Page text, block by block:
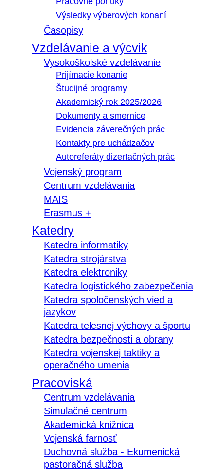
Výsledky výberových konaní
Časopisy
Vzdelávanie a výcvik
Vysokoškolské vzdelávanie
Prijímacie konanie
Študijné programy
Akademický rok 2025/2026
Dokumenty a smernice
Evidencia záverečných prác
Kontakty pre uchádzačov
Autoreferáty dizertačných prác
Vojenský program
Centrum vzdelávania
MAIS
Erasmus +
Katedry
Katedra informatiky
Katedra strojárstva
Katedra elektroniky
Katedra logistického zabezpečenia
Katedra spoločenských vied a
jazykov
Katedra telesnej výchovy a športu
Katedra bezpečnosti a obrany
Katedra vojenskej taktiky a
operačného umenia
Pracoviská
Centrum vzdelávania
Simulačné centrum
Akademická knižnica
Vojenská farnosť
Duchovná služba - Ekumenická
pastoračná služba